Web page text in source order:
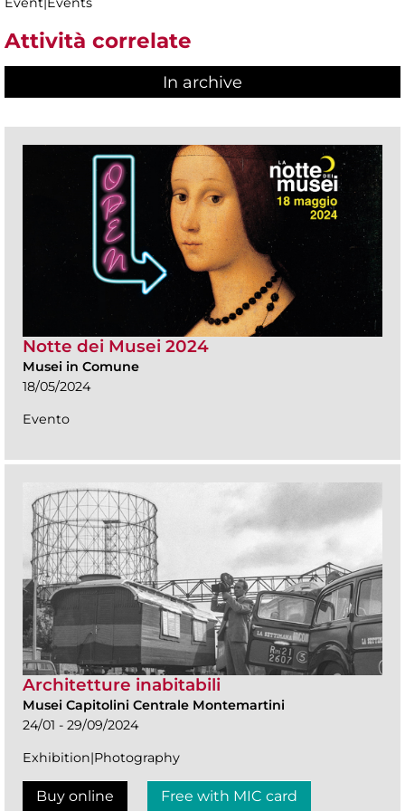
Attività correlate
In archive
Notte dei Musei 2024
Musei in Comune
18/05/2024
Evento
Architetture inabitabili
Musei Capitolini Centrale Montemartini
24/01 - 29/09/2024
Exhibition|Photography
Buy online Free with MIC card